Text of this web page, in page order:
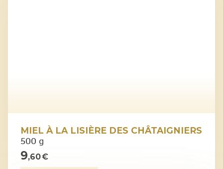
MIEL À LA LISIÈRE DES CHÂTAIGNIERS
500 g
9,60 €